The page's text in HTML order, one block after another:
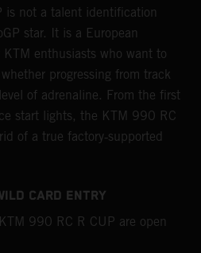
is not a talent identification
star. It is a European
enthusiasts who want to
progressing from track
of adrenaline. From the first
start lights, the KTM 990 RC
of a true factory‑supported
CARD ENTRY
990 RC R CUP are open